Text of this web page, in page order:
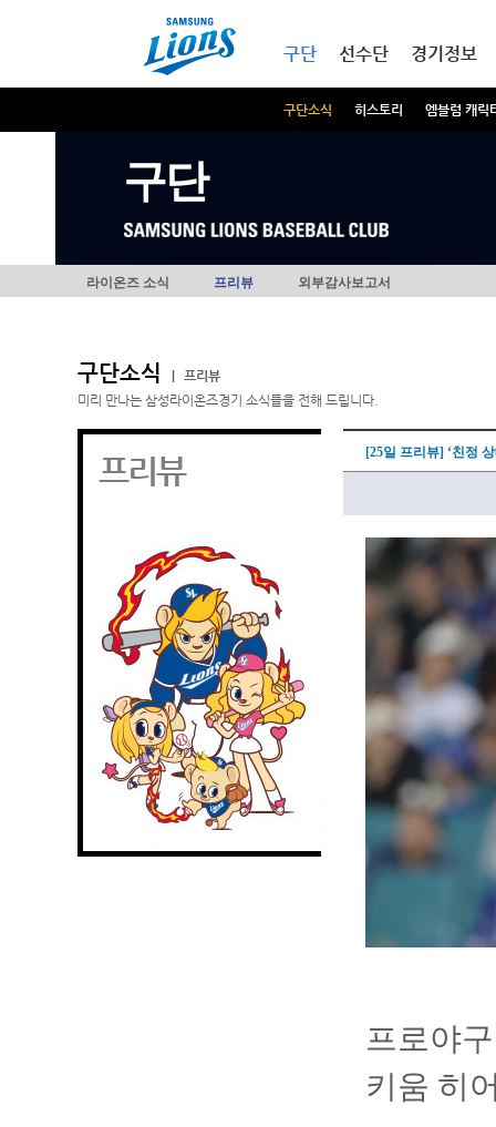
구단
구단소식 히스토리 엠블럼 캐릭
선수단 경기정보
구단
라이온즈 소식 프리뷰 외부감사보고서
구단소식
프리뷰
미리 만나는 삼성라이온즈경기 소식들을 전해 드립니다.
프리뷰 [25일 프리뷰] ‘친정
프로야
키움 히